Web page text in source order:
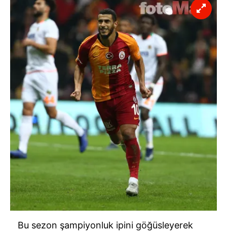
Bu sezon şampiyonluk ipini göğüsleyerek